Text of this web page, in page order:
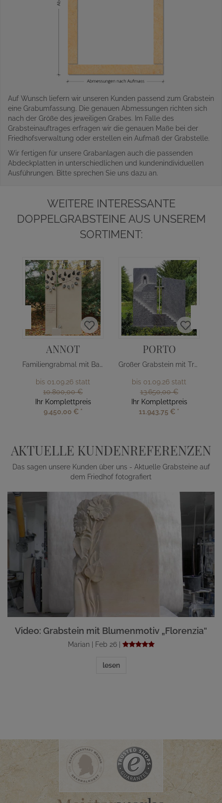
Auf Wunsch liefern wir unseren Kunden passend zum Grabstein
eine Grabumfassung. Die genauen Abmessungen richten sich
nach der Größe des jeweiligen Grabes. Im Falle des
Grabsteinauftrages erfragen wir die genauen Maße bei der
Friedhofsverwaltung oder erstellen ein Aufmaß der Grabstelle.
Wir fertigen für unsere Grabanlagen auch die passenden
Abdeckplatten in unterschiedlichen und kundenindividuellen
Ausführungen. Bitte sprechen Sie uns dazu an.
WEITERE INTERESSANTE
DOPPELGRABSTEINE AUS UNSEREM
SORTIMENT:
ANNOT
Familiengrabmal mit Baum Design
bis 01.09.26 statt
10.800,00 €
Ihr Komplettpreis
9.450,00 € *
PORTO
Großer Grabstein mit Treppe & Kreuz
bis 01.09.26 statt
13.650,00 €
Ihr Komplettpreis
11.943,75 € *
AKTUELLE KUNDENREFERENZEN
Das sagen unsere Kunden über uns - Aktuelle Grabsteine auf
dem Friedhof fotografiert
Video: Grabstein mit Blumenmotiv „Florenzia“
Marian | Feb 26 |
lesen